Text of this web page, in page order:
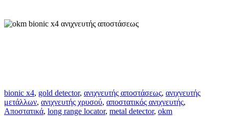
bionic x4, gold detector, ανιχνευτής αποστάσεως, ανιχνευτής
μετάλλων, ανιχνευτής χρυσού, αποστατικός ανιχνευτής,
Αποστατικά, long range locator, metal detector, okm